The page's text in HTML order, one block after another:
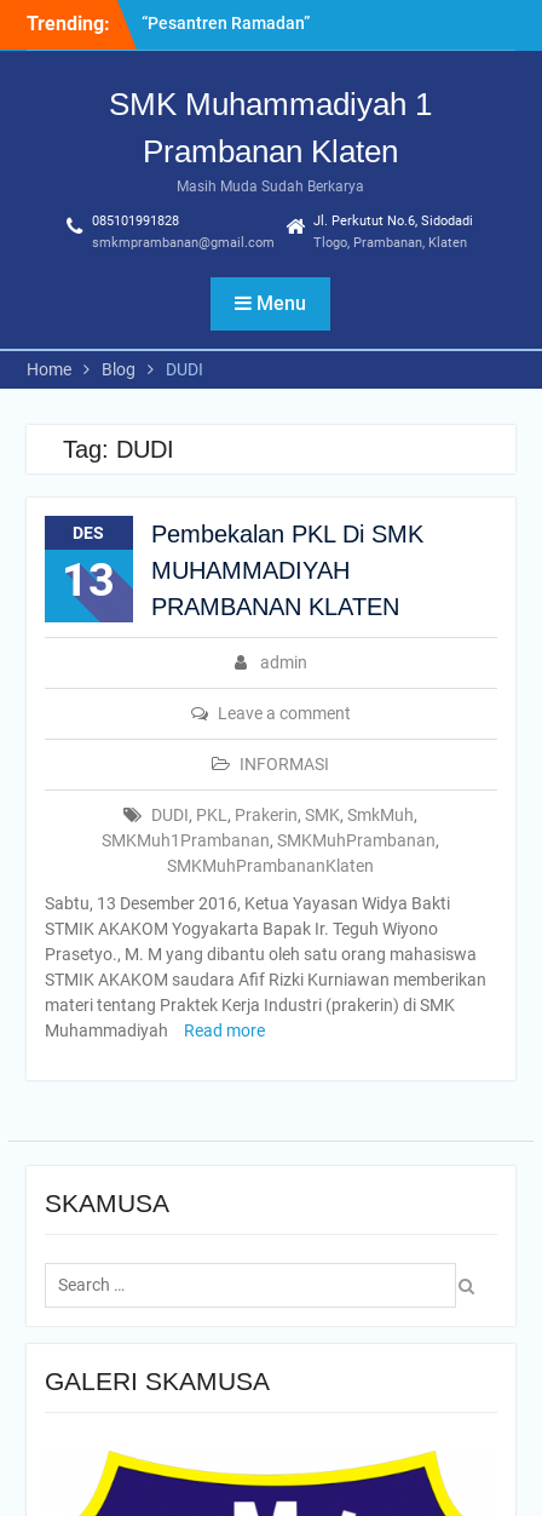
Trending:
“Pesantren Ramadan”
Sebagai Momentum
Perbaikan Diri
dan MPLS, SMK
Komitmen Sekolah Ramah
Anak
Uji Kompetensi Keahlian:
Sinergi SMK Bersama LSP
dalam Mencetak Lulusan
Kompeten dan Siap Kerja
SMK Muhammadiyah 1
Prambanan Klaten
Masih Muda Sudah Berkarya
085101991828
smkmprambanan@gmail.com
Jl. Perkutut No.6, Sidodadi
Tlogo, Prambanan, Klaten
Menu
Home Blog DUDI
Tag: DUDI
DES
13
Pembekalan PKL Di SMK
MUHAMMADIYAH
PRAMBANAN KLATEN
admin
Leave a comment
INFORMASI
DUDI, PKL , Prakerin,SMK,SmkMuh,
SMKMuh1Prambanan,SMKMuhPrambanan,
SMKMuhPrambananKlaten
Sabtu, 13 Desember 2016, Ketua Yayasan Widya Bakti
STMIK AKAKOM Yogyakarta Bapak Ir. Teguh Wiyono
Prasetyo., M. M yang dibantu oleh satu orang mahasiswa
STMIK AKAKOM saudara Afif Rizki Kurniawan memberikan
materi tentang Praktek Kerja Industri (prakerin) di SMK
Muhammadiyah
Read more
SKAMUSA
Search
for:
GALERI SKAMUSA